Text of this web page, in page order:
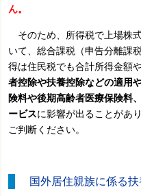
ん。
そのため、所得税で上場株
いて、総合課税（申告分離課
得は住民税でも合計所得金額
者控除や扶養控除などの適用
険料や後期高齢者医療保険料
ービスに影響が出ることがあ
ご判断ください。
国外居住親族に係る扶